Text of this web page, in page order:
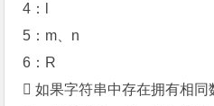
4：l
5：m、n
6：R
 如果字符串中存在拥有相